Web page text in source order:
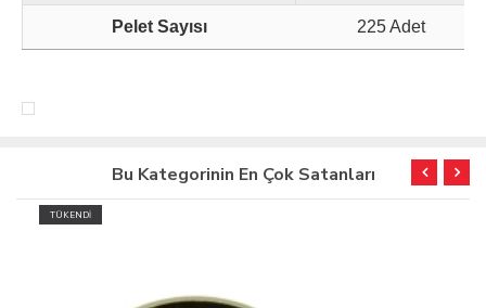
Pelet Sayısı 225 Adet
Bu Kategorinin En Çok Satanları
TÜKENDİ